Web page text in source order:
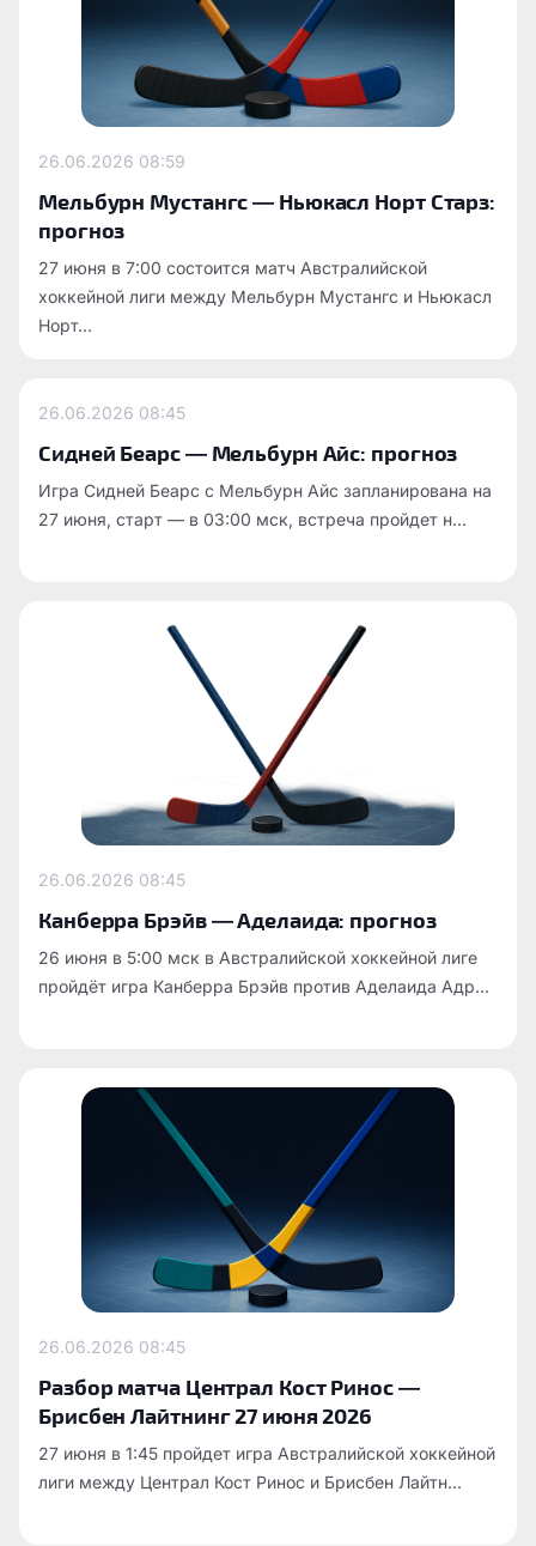
26.06.2026 08:59
Мельбурн Мустангс — Ньюкасл Норт Старз:
прогноз
27 июня в 7:00 состоится матч Австралийской
хоккейной лиги между Мельбурн Мустангс и Ньюкасл
Норт...
26.06.2026 08:45
Сидней Беарс — Мельбурн Айс: прогноз
Игра Сидней Беарс с Мельбурн Айс запланирована на
27 июня, старт — в 03:00 мск, встреча пройдет н...
26.06.2026 08:45
Канберра Брэйв — Аделаида: прогноз
26 июня в 5:00 мск в Австралийской хоккейной лиге
пройдёт игра Канберра Брэйв против Аделаида Адр...
26.06.2026 08:45
Разбор матча Централ Кост Ринос —
Брисбен Лайтнинг 27 июня 2026
27 июня в 1:45 пройдет игра Австралийской хоккейной
лиги между Централ Кост Ринос и Брисбен Лайтн...